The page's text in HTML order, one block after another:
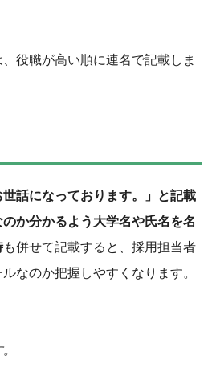
役職が高い順に連名で記載しま
世話になっております。」と記載
か分かるよう大学名や氏名を名
も併せて記載すると、採用担当者
なのか把握しやすくなります。